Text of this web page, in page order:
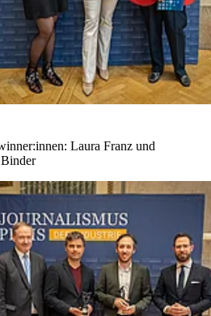
Laura Franz und